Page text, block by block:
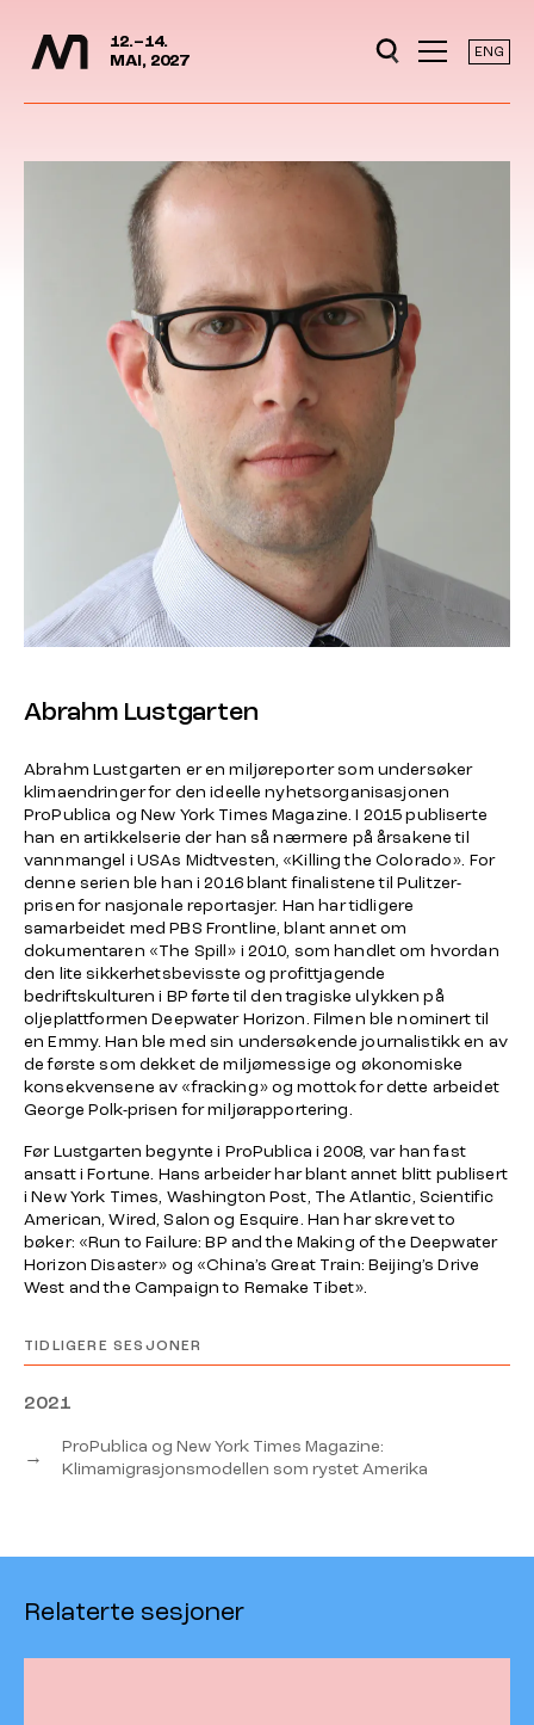
Hopp til hovedinnhold
12.–14.
MAI, 2027
ENG
Abrahm Lustgarten
Abrahm Lustgarten er en miljøreporter som undersøker
klimaendringer for den ideelle nyhetsorganisasjonen
ProPublica og New York Times Magazine. I 2015 publiserte
han en artikkelserie der han så nærmere på årsakene til
vannmangel i USAs Midtvesten, «Killing the Colorado». For
denne serien ble han i 2016 blant finalistene til Pulitzer-
prisen for nasjonale reportasjer. Han har tidligere
samarbeidet med PBS Frontline, blant annet om
dokumentaren «The Spill» i 2010, som handlet om hvordan
den lite sikkerhetsbevisste og profittjagende
bedriftskulturen i BP førte til den tragiske ulykken på
oljeplattformen Deepwater Horizon. Filmen ble nominert til
en Emmy. Han ble med sin undersøkende journalistikk en av
de første som dekket de miljømessige og økonomiske
konsekvensene av «fracking» og mottok for dette arbeidet
George Polk-prisen for miljørapportering.
Før Lustgarten begynte i ProPublica i 2008, var han fast
ansatt i Fortune. Hans arbeider har blant annet blitt publisert
i New York Times, Washington Post, The Atlantic, Scientific
American, Wired, Salon og Esquire. Han har skrevet to
bøker: «Run to Failure: BP and the Making of the Deepwater
Horizon Disaster» og «China’s Great Train: Beijing’s Drive
West and the Campaign to Remake Tibet».
TIDLIGERE SESJONER
2021
→
ProPublica og New York Times Magazine:
Klimamigrasjonsmodellen som rystet Amerika
Relaterte sesjoner